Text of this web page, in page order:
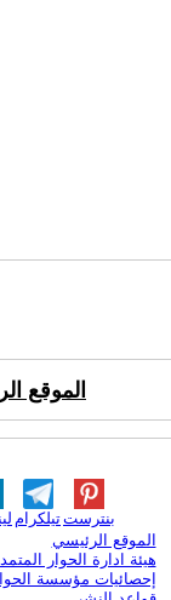
الموقع
تيلكرامبنترست
الموقع الرئيسي
هيئة ادارة الحوار
إحصائيات مؤسسة